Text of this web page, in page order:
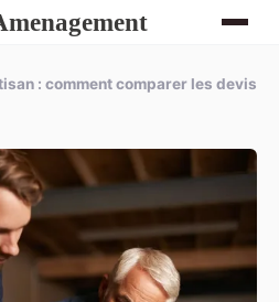
: comment comparer les devis